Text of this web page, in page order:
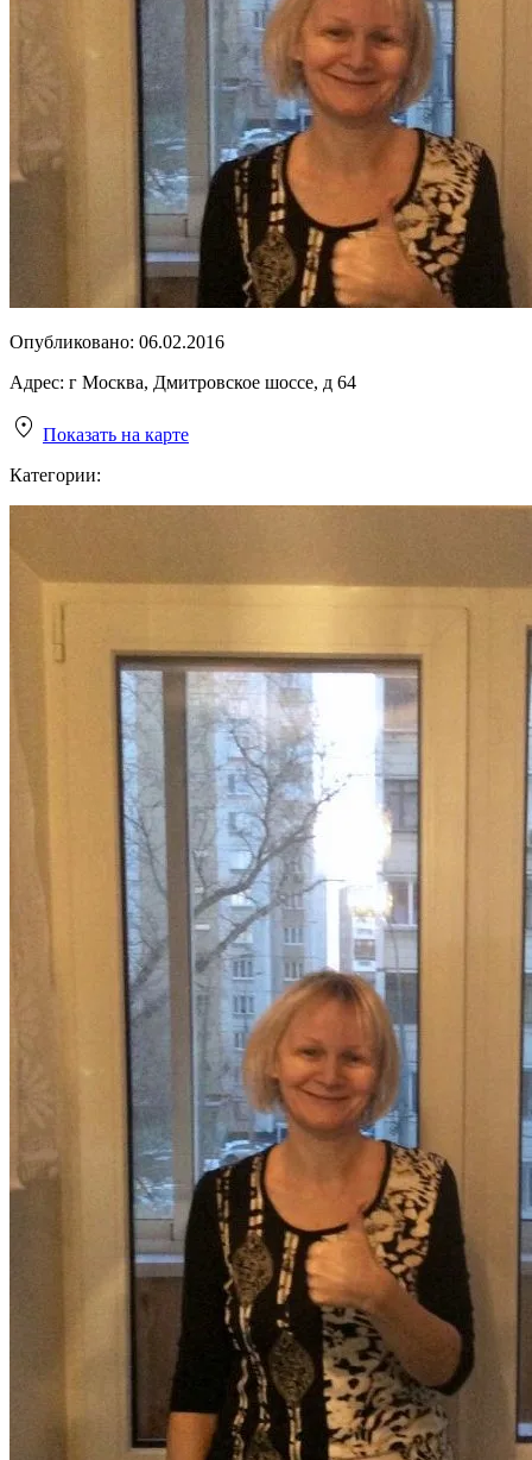
Опубликовано: 06.02.2016
Адрес: г Москва, Дмитровское шоссе, д 64
Показать на карте
Категории: